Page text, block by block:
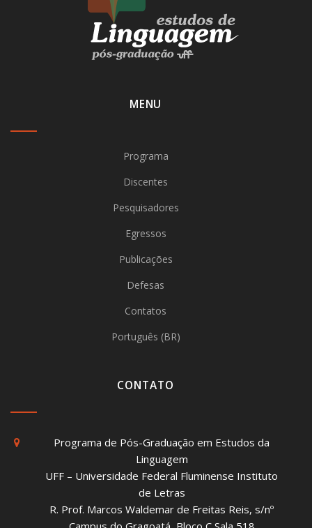
MENU
Programa
Discentes
Pesquisadores
Egressos
Publicações
Defesas
Contatos
Português (BR)
CONTATO
Programa de Pós-Graduação em Estudos da
Linguagem
UFF – Universidade Federal Fluminense Instituto
de Letras
R. Prof. Marcos Waldemar de Freitas Reis, s/nº